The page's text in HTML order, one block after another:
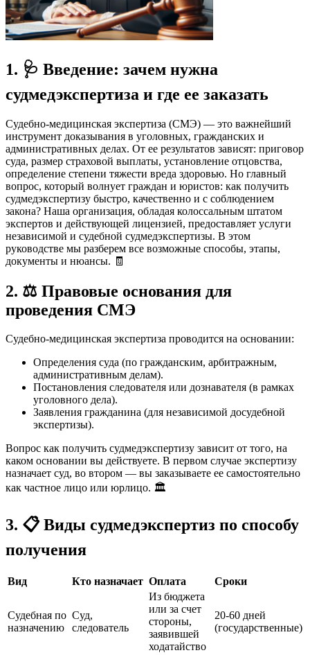
1. 🩺 Введение: зачем нужна
судмедэкспертиза и где ее заказать
Судебно-медицинская экспертиза (СМЭ) — это важнейший
инструмент доказывания в уголовных, гражданских и
административных делах. От ее результатов зависят: приговор
суда, размер страховой выплаты, установление отцовства,
определение степени тяжести вреда здоровью. Но главный
вопрос, который волнует граждан и юристов: как получить
судмедэкспертизу быстро, качественно и с соблюдением
закона? Наша организация, обладая колоссальным штатом
экспертов и действующей лицензией, предоставляет услуги
независимой и судебной судмедэкспертизы. В этом
руководстве мы разберем все возможные способы, этапы,
документы и нюансы. 🧾
2. ⚖️ Правовые основания для
проведения СМЭ
Судебно-медицинская экспертиза проводится на основании:
Определения суда (по гражданским, арбитражным,
административным делам).
Постановления следователя или дознавателя (в рамках
уголовного дела).
Заявления гражданина (для независимой досудебной
экспертизы).
Вопрос как получить судмедэкспертизу зависит от того, на
каком основании вы действуете. В первом случае экспертизу
назначает суд, во втором — вы заказываете ее самостоятельно
как частное лицо или юрлицо. 🏛️
3. 📋 Виды судмедэкспертиз по способу
получения
Вид Кто назначает Оплата Сроки
Судебная по
назначению
Суд,
следователь
Из бюджета
или за счет
стороны,
заявившей
ходатайство
20-60 дней
(государственные)